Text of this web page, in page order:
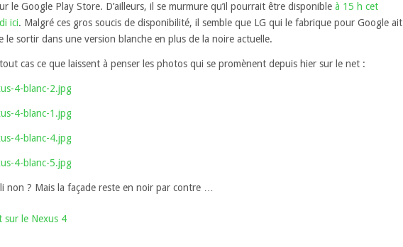
le Google Play Store. D’ailleurs, il se murmure qu’il pourrait être disponible à 15 h cet
ici. Malgré ces gros soucis de disponibilité, il semble que LG qui le fabrique pour Google ait
le sortir dans une version blanche en plus de la noire actuelle.
tout cas ce que laissent à penser les photos qui se promènent depuis hier sur le net :
non ? Mais la façade reste en noir par contre …
sur le Nexus 4